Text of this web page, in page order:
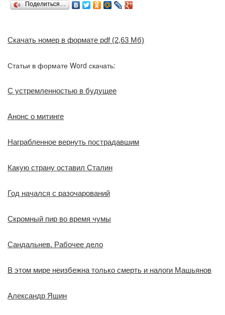
Поделиться…
Скачать номер в формате pdf (2,63 Мб)
Статьи в формате Word скачать:
С устремленностью в будущее
Анонс о митинге
Награбленное вернуть пострадавшим
Какую страну оставил Сталин
Год начался с разочарований
Скромный пир во время чумы
Сандальнев. Рабочее дело
В этом мире неизбежна только смерть и налоги Машьянов
Александр Яшин